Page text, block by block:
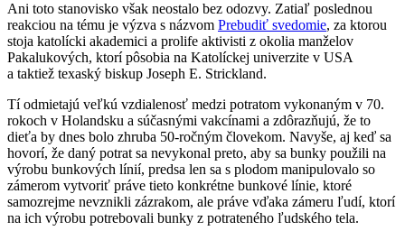
Ani toto stanovisko však neostalo bez odozvy. Zatiaľ poslednou
reakciou na tému je výzva s názvom Prebudiť svedomie, za ktorou
stoja katolícki akademici a prolife aktivisti z okolia manželov
Pakalukových, ktorí pôsobia na Katolíckej univerzite v USA
a taktiež texaský biskup Joseph E. Strickland.
Tí odmietajú veľkú vzdialenosť medzi potratom vykonaným v 70.
rokoch v Holandsku a súčasnými vakcínami a zdôrazňujú, že to
dieťa by dnes bolo zhruba 50-ročným človekom. Navyše, aj keď sa
hovorí, že daný potrat sa nevykonal preto, aby sa bunky použili na
výrobu bunkových línií, predsa len sa s plodom manipulovalo so
zámerom vytvoriť práve tieto konkrétne bunkové línie, ktoré
samozrejme nevznikli zázrakom, ale práve vďaka zámeru ľudí, ktorí
na ich výrobu potrebovali bunky z potrateného ľudského tela.